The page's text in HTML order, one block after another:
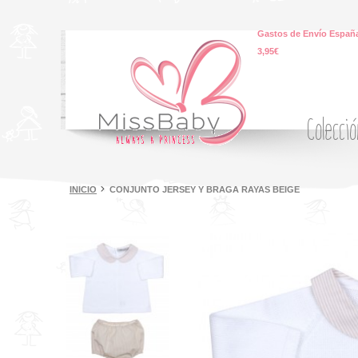
Gastos de Envío
3,95€
INICIO CONJUNTO JERSEY Y BRAGA RAYAS BEIGE